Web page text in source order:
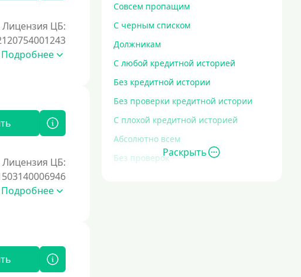
Совсем пропащим
С черным списком
Должникам
С любой кредитной историей
Без кредитной истории
Без проверки кредитной истории
С плохой кредитной историей
Абсолютно всем
Без проверокРаскрыть
Лицензия ЦБ:
Подробнее
Лицензия ЦБ:
Подробнее